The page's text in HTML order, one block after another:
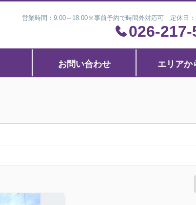
営業時間：9:00～18:00※事前予約で時間外対応可 定休日：
026-
お問い合わせ エリアか